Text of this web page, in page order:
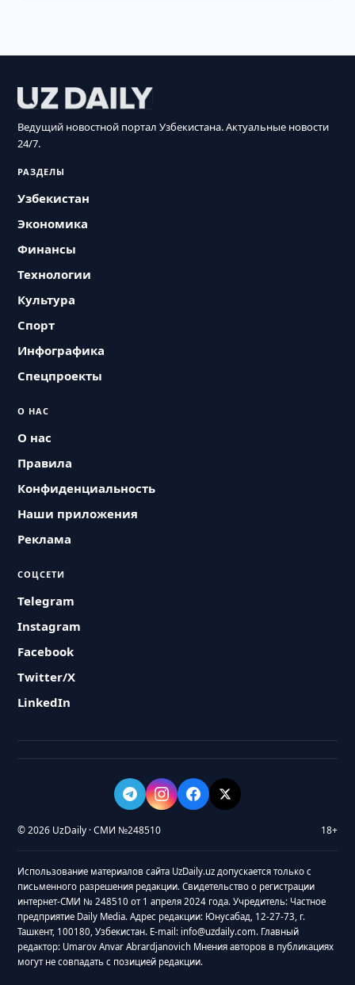
Ведущий новостной портал Узбекистана. Актуальные новости
24/7.
РАЗДЕЛЫ
Узбекистан
Экономика
Финансы
Технологии
Культура
Спорт
Инфографика
Спецпроекты
О НАС
О нас
Правила
Конфиденциальность
Наши приложения
Реклама
СОЦСЕТИ
Telegram
Instagram
Facebook
Twitter/X
LinkedIn
© 2026 UzDaily · СМИ №248510 18+
Использование материалов сайта UzDaily.uz допускается только с
письменного разрешения редакции. Свидетельство о регистрации
интернет-СМИ № 248510 от 1 апреля 2024 года. Учредитель: Частное
предприятие Daily Media. Адрес редакции: Юнусабад, 12-27-73, г.
Ташкент, 100180, Узбекистан. E-mail: info@uzdaily.com. Главный
редактор: Umarov Anvar Abrardjanovich Мнения авторов в публикациях
могут не совпадать с позицией редакции.